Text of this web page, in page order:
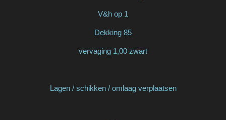
V&h op 1
Dekking 85
vervaging 1,00 zwart
Lagen / schikken / omlaag verplaatsen